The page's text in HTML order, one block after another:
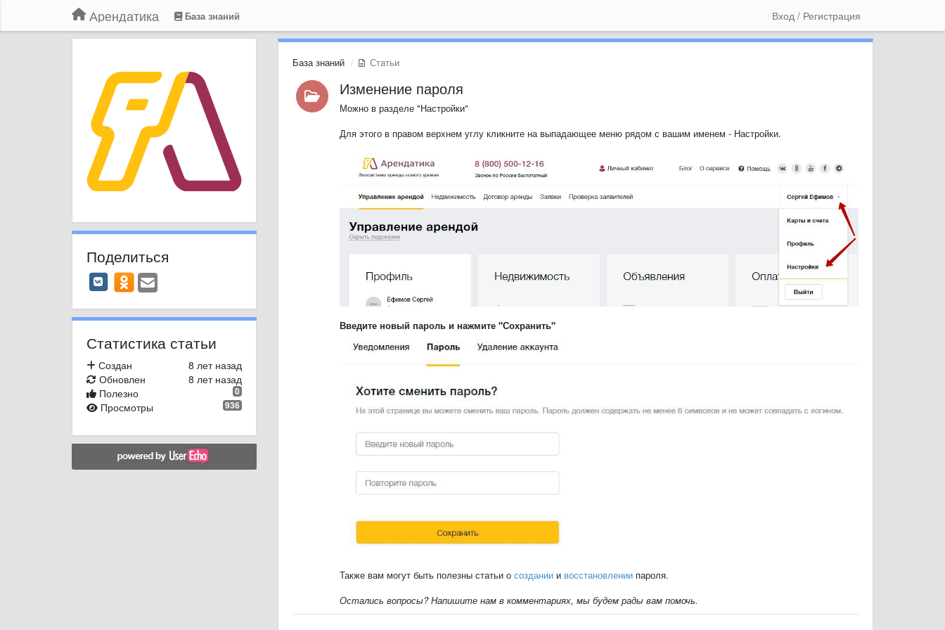
Арендатика База знаний Вход / Регистрация
Поделиться
Статистика статьи
8 лет назад
Создан
8 лет назад
Обновлен
0
Полезно
936
Просмотры
База знаний Статьи
Изменение пароля
Можно в разделе "Настройки"
Для этого в правом верхнем углу кликните на выпадающее меню рядом с вашим именем - Настройки.
Введите новый пароль и нажмите "Сохранить"
Также вам могут быть полезны статьи о создании и восстановлении пароля.
Остались вопросы? Напишите нам в комментариях, мы будем рады вам помочь.